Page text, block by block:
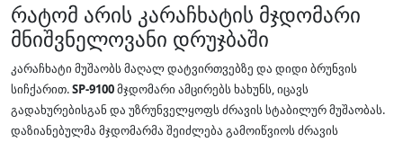
რატომ არის კარაჩხატის მჯდომარი
მნიშვნელოვანი დრუჯბაში
კარაჩხატი მუშაობს მაღალ დატვირთვებზე და დიდი ბრუნვის
სიჩქარით.SP-9100მჯდომარი ამცირებს ხახუნს, იცავს
გადახურებისგან და უზრუნველყოფს ძრავის სტაბილურ მუშაობას.
დაზიანებულმა მჯდომარმა შეიძლება გამოიწვიოს ძრავის